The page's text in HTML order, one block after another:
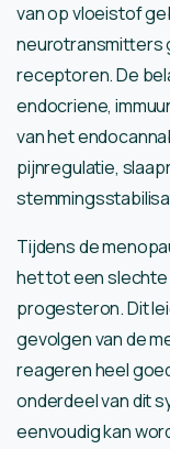
van op vloeistof
neurotransmitters
receptoren. De
endocriene,
van het
pijnregulatie,
Tijdens de
het tot een
progesteron. Dit
gevolgen van de
reageren heel
onderdeel van dit
eenvoudig kan